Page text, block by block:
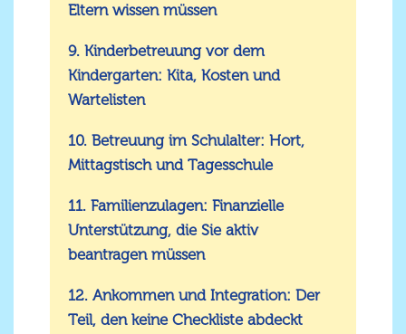
Eltern wissen müssen
9. Kinderbetreuung vor dem
Kindergarten: Kita, Kosten und
Wartelisten
10. Betreuung im Schulalter: Hort,
Mittagstisch und Tagesschule
11. Familienzulagen: Finanzielle
Unterstützung, die Sie aktiv
beantragen müssen
12. Ankommen und Integration: Der
Teil, den keine Checkliste abdeckt